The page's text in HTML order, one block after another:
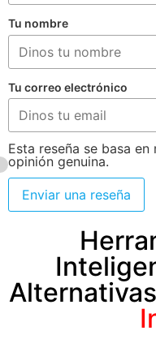
Tu nombre
Tu correo electrónico
Esta reseña se basa
opinión genuina.
Enviar una reseña